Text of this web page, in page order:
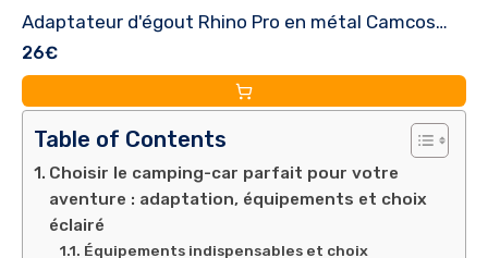
Adaptateur d'égout Rhino Pro en métal Camcos
Embouts de pare-chocs pour camping-car
26€
Table of Contents
Choisir le camping-car parfait pour votre
aventure : adaptation, équipements et choix
éclairé
Équipements indispensables et choix